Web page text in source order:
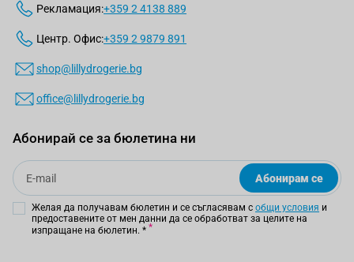
Рекламация:+359 2 4138 889
Центр. Офис:+359 2 9879 891
shop@lillydrogerie.bg
office@lillydrogerie.bg
Абонирай се за бюлетина ни
Email
Абонирам се
Желая да получавам бюлетин и се съгласявам с общи условия и
предоставените от мен данни да се обработват за целите на
изпращане на бюлетин. *